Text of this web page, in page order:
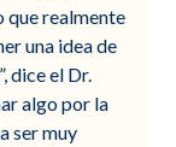
que realmente
una idea de
dice el Dr.
algo por la
ser muy